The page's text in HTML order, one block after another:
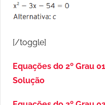
[/toggle]
Equações do 2º Grau
Solução